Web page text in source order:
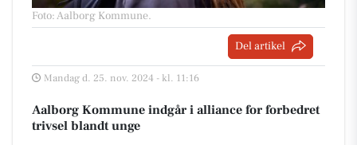
Foto: Aalborg Kommune.
Del artikel
Mandag d. 25. nov. 2024 - kl. 11:16
Aalborg Kommune indgår i alliance for forbedret
trivsel blandt unge